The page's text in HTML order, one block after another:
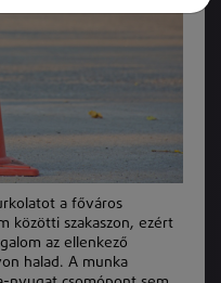
a főváros
közötti szakaszon, ezért
az ellenkező
halad. A munka